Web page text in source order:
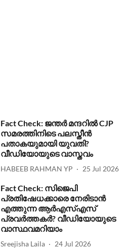
Fact Check: ജന്തര്‍ മന്ദറില്‍ CJP
സമരത്തിനിടെ പലസ്തീന്‍
പതാകയുമായി യുവതി?
വീഡിയോയുടെ വാസ്തവം
HABEEB RAHMAN YP 25 Jul 2026
Fact Check: സിജെപി
പ്രതിഷേധക്കാരെ നേരിടാന്‍
എത്തുന്ന ആര്‍എസ്എസ്
പ്രവര്‍ത്തകര്‍? വീഡിയോയുടെ
വാസ്ഥവമറിയാം
Sreejisha Laila 24 Jul 2026